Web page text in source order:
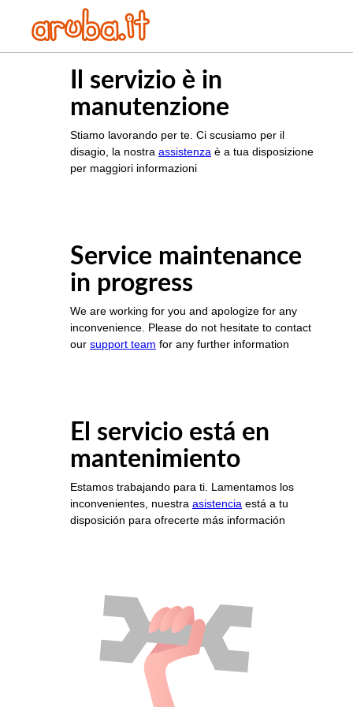
Il servizio è in
manutenzione
Stiamo lavorando per te. Ci scusiamo per il
disagio, la nostra assistenza è a tua disposizione
per maggiori informazioni
Service maintenance
in progress
We are working for you and apologize for any
inconvenience. Please do not hesitate to contact
our support team for any further information
El servicio está en
mantenimiento
Estamos trabajando para ti. Lamentamos los
inconvenientes, nuestra asistencia está a tu
disposición para ofrecerte más información